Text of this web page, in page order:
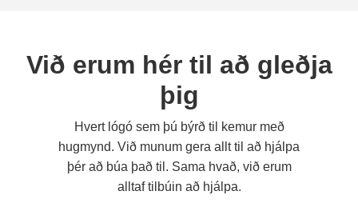
Við erum hér til að gleðja
þig
Hvert lógó sem þú býrð til kemur með
hugmynd. Við munum gera allt til að hjálpa
þér að búa það til. Sama hvað, við erum
alltaf tilbúin að hjálpa.